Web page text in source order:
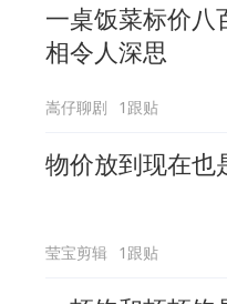
一桌饭菜标价八
相令人深思
嵩仔聊剧 1跟贴
物价放到现在也
莹宝剪辑 1跟贴